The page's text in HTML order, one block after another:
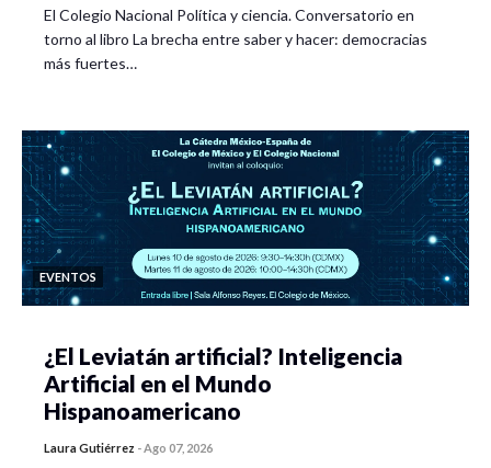
El Colegio Nacional Política y ciencia. Conversatorio en
torno al libro La brecha entre saber y hacer: democracias
más fuertes…
EVENTOS
¿El Leviatán artificial? Inteligencia
Artificial en el Mundo
Hispanoamericano
Laura Gutiérrez -Ago 07, 2026